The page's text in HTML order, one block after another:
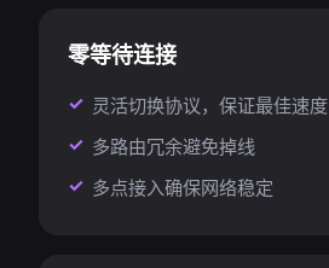
零等待连接
灵活切换协议，保证最佳速度
多路由冗余避免掉线
多点接入确保网络稳定